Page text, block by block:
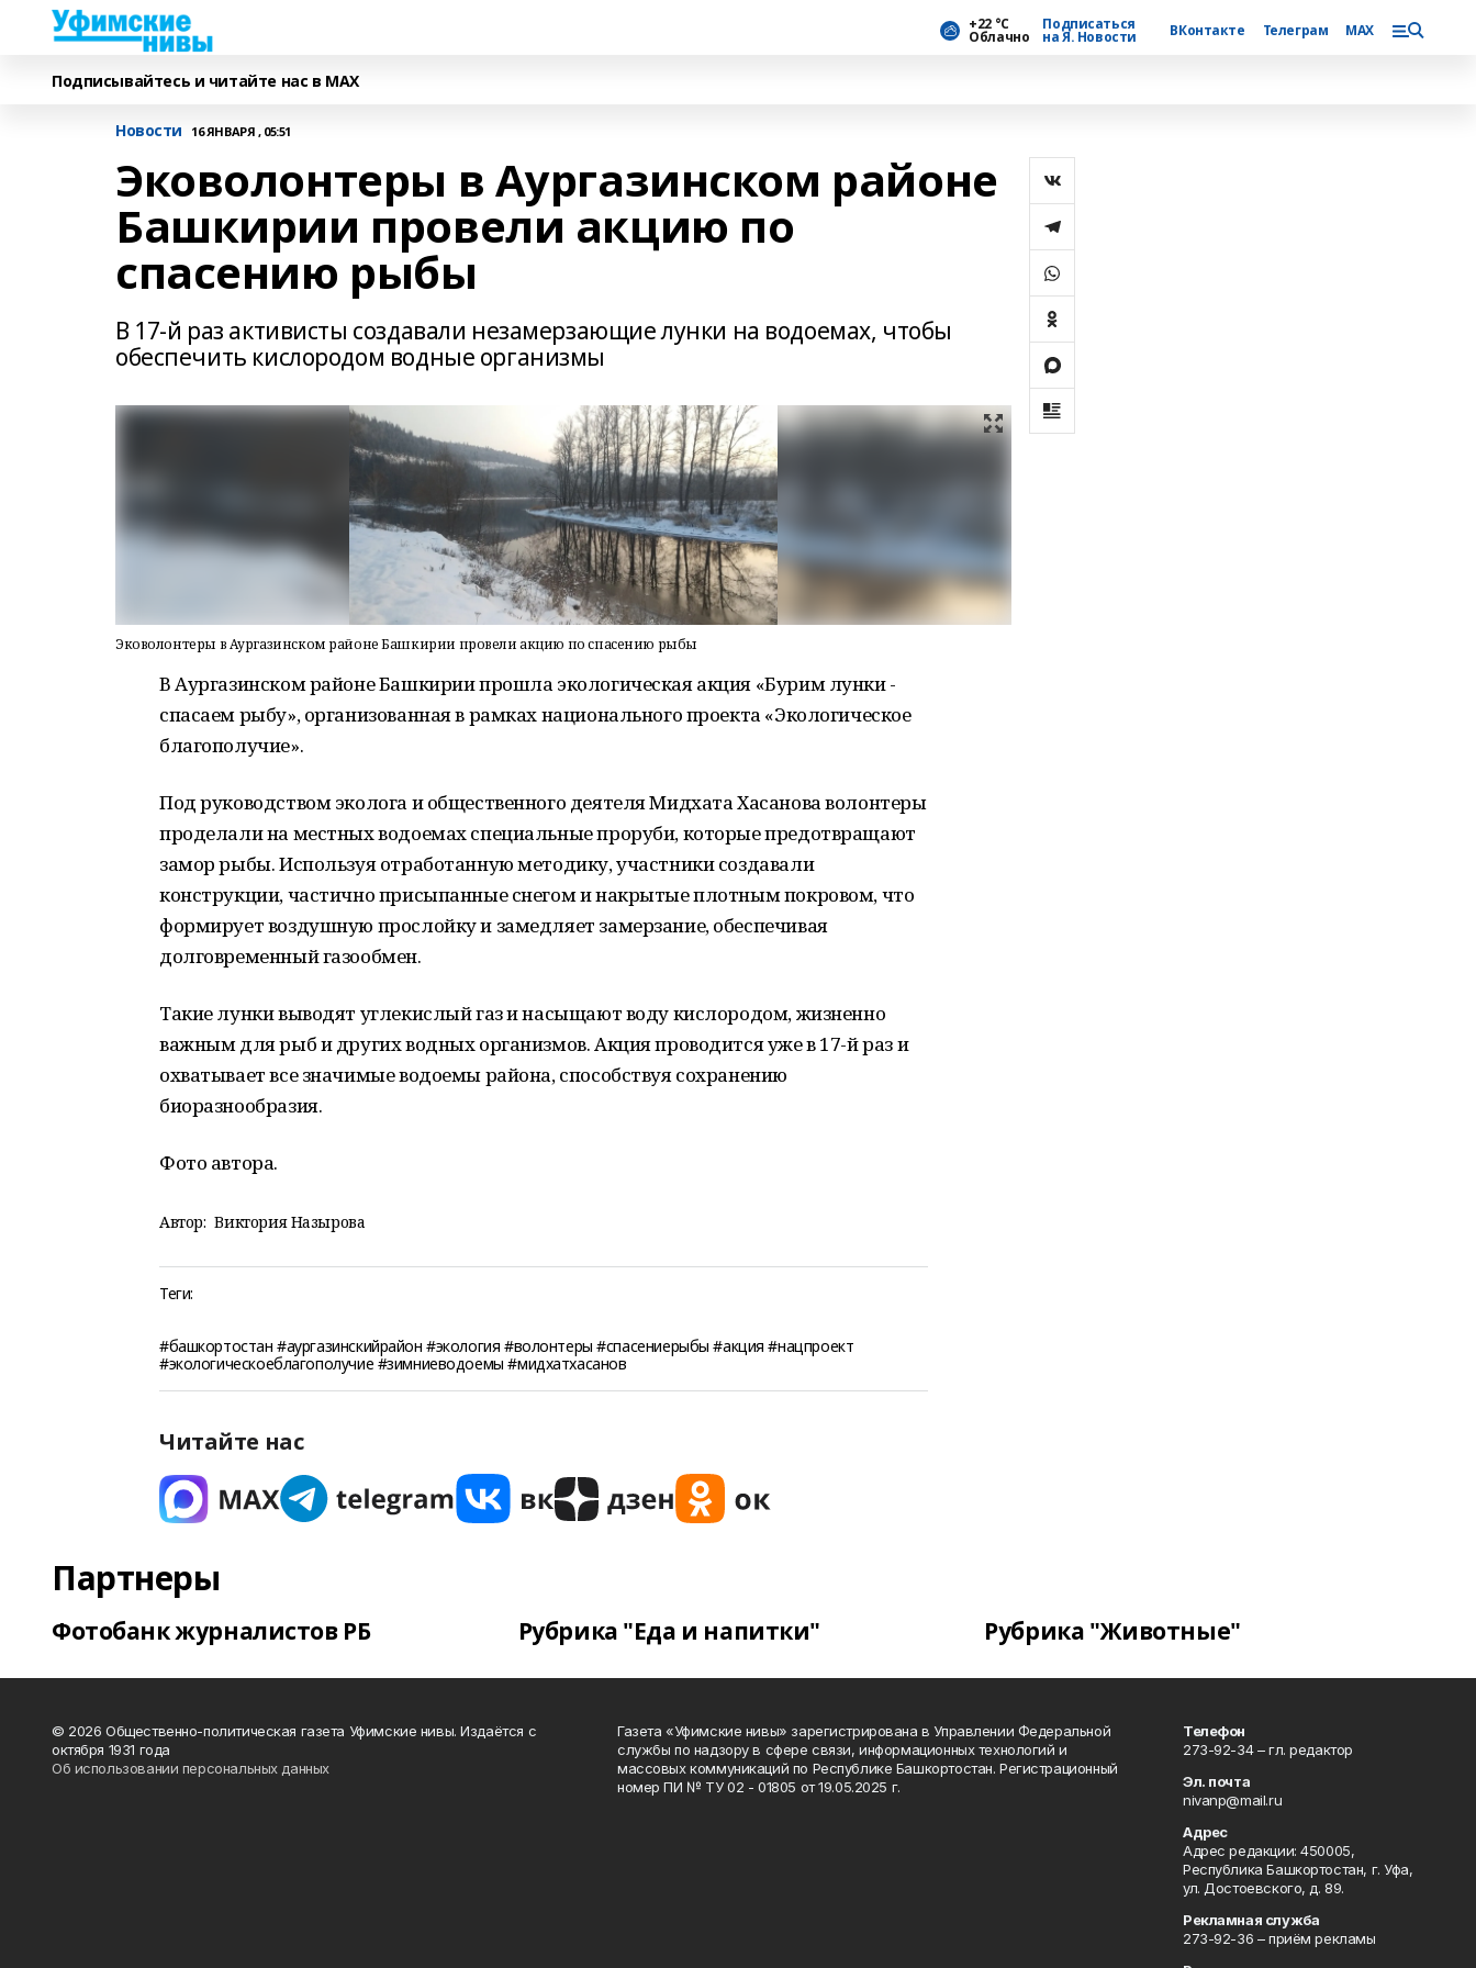
+22 °С
Облачно
Подписаться
на Я. Новости ВКонтакте Телеграм MAX
Подписывайтесь и читайте нас в MAX
Новости 16 ЯНВАРЯ , 05:51
Эковолонтеры в Аургазинском районе
Башкирии провели акцию по
спасению рыбы
В 17-й раз активисты создавали незамерзающие лунки на водоемах, чтобы
обеспечить кислородом водные организмы
Эковолонтеры в Аургазинском районе Башкирии провели акцию по спасению рыбы
В Аургазинском районе Башкирии прошла экологическая акция «Бурим лунки -
спасаем рыбу», организованная в рамках национального проекта «Экологическое
благополучие».
Под руководством эколога и общественного деятеля Мидхата Хасанова волонтеры
проделали на местных водоемах специальные проруби, которые предотвращают
замор рыбы. Используя отработанную методику, участники создавали
конструкции, частично присыпанные снегом и накрытые плотным покровом, что
формирует воздушную прослойку и замедляет замерзание, обеспечивая
долговременный газообмен.
Такие лунки выводят углекислый газ и насыщают воду кислородом, жизненно
важным для рыб и других водных организмов. Акция проводится уже в 17-й раз и
охватывает все значимые водоемы района, способствуя сохранению
биоразнообразия.
Фото автора.
Автор: Виктория Назырова
Теги:
#башкортостан #аургазинскийрайон #экология #волонтеры #спасениерыбы #акция #нацпроект
#экологическоеблагополучие #зимниеводоемы #мидхатхасанов
Читайте нас
Партнеры
Фотобанк журналистов РБ Рубрика "Еда и напитки" Рубрика "Животные"
© 2026 Общественно-политическая газета Уфимские нивы. Издаётся с
октября 1931 года
Об использовании персональных данных
Газета «Уфимские нивы» зарегистрирована в Управлении Федеральной
службы по надзору в сфере связи, информационных технологий и
массовых коммуникаций по Республике Башкортостан. Регистрационный
номер ПИ № ТУ 02 - 01805 от 19.05.2025 г.
Телефон
273-92-34 – гл. редактор
Эл. почта
nivanp@mail.ru
Адрес
Адрес редакции: 450005,
Республика Башкортостан, г. Уфа,
ул. Достоевского, д. 89.
Рекламная служба
273-92-36 – приём рекламы